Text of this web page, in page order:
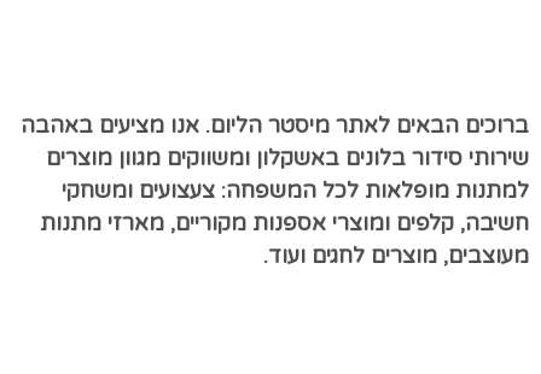
ברוכים הבאים לאתר מיסטר הליום. אנו מציעים באהבה
שירותי סידור בלונים באשקלון ומשווקים מגוון מוצרים
למתנות מופלאות לכל המשפחה: צעצועים ומשחקי
חשיבה, קלפים ומוצרי אספנות מקוריים, מארזי מתנות
מעוצבים, מוצרים לחגים ועוד.